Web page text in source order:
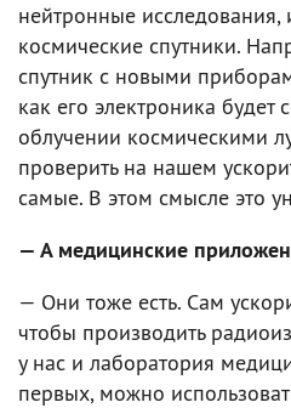
нейтронные
космические спутники.
спутник с новыми
как его электроника будет
облучении космическими
проверить на нашем
самые. В этом смысле это
— А медицинские
— Они тоже есть. Сам
чтобы производить
у нас и лаборатория
первых, можно